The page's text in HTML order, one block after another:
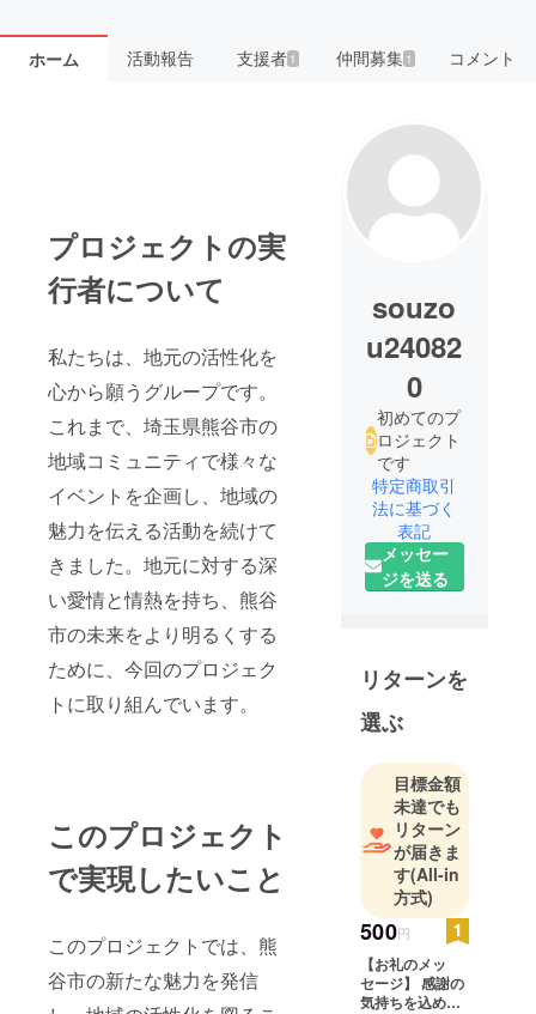
ホーム 活動報告 支援者 1 仲間募集 1 コメント
プロジェクトの実
行者について
私たちは、地元の活性化を
心から願うグループです。
これまで、埼玉県熊谷市の
地域コミュニティで様々な
イベントを企画し、地域の
魅力を伝える活動を続けて
きました。地元に対する深
い愛情と情熱を持ち、熊谷
市の未来をより明るくする
ために、今回のプロジェク
トに取り組んでいます。
このプロジェクト
で実現したいこと
このプロジェクトでは、熊
谷市の新たな魅力を発信
souzo
u24082
0
初めてのプ
ロジェクト
です
特定商取引
法に基づく
表記
メッセー
ジを送る
リターンを
選ぶ
目標金額
未達でも
リターン
が届きま
す(All-in
方式)
500円
【お礼のメッ
セージ】 感謝の
気持ちを込め